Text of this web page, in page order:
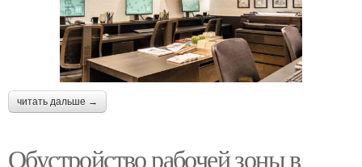
читать дальше →
Обустройство рабочей зоны в